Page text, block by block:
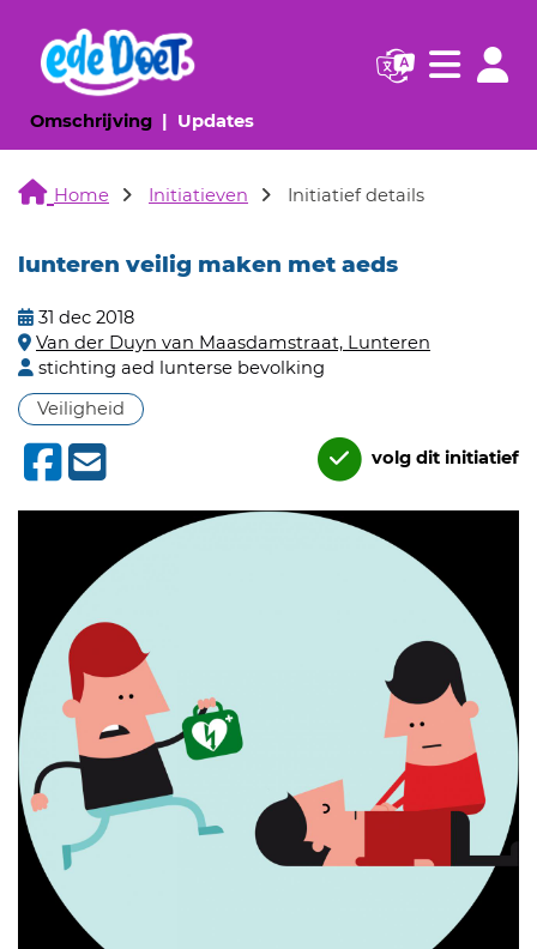
Omschrijving(huidige pagina)
Updates(huidige pagina)
Navigatie
Home Initiatieven Initiatief details
lunteren veilig maken met aeds
31 dec 2018
Van der Duyn van Maasdamstraat, Lunteren
stichting aed lunterse bevolking
Veiligheid
volg dit initiatief